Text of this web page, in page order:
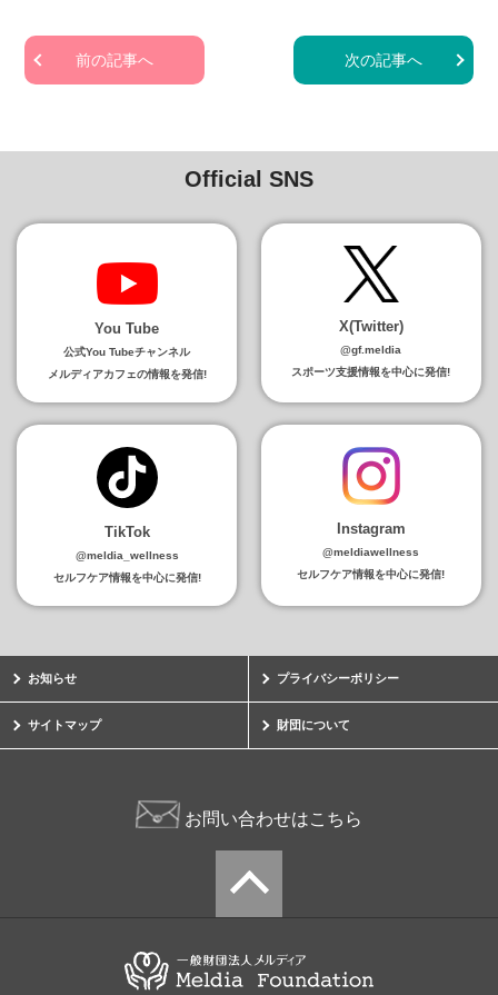
前の記事へ 次の記事へ
Official SNS
You Tube
公式You Tubeチャンネル
メルディアカフェの情報を発信!
X(Twitter)
@gf.meldia
スポーツ支援情報を中心に発信!
TikTok
@meldia_wellness
セルフケア情報を中心に発信!
Instagram
@meldiawellness
セルフケア情報を中心に発信!
お知らせ プライバシーポリシー
サイトマップ 財団について
お問い合わせはこちら